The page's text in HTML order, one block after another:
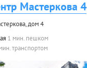
Мастеркова 4
дом 4
1 мин. пешком
транспортом